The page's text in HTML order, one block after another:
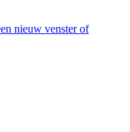
nieuw venster of